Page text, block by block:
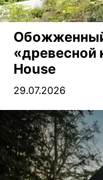
«древесной
House
29.07.2026